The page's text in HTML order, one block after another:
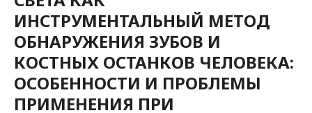
ИНСТРУМЕНТАЛЬНЫЙ МЕТОД
ОБНАРУЖЕНИЯ ЗУБОВ И
КОСТНЫХ ОСТАНКОВ ЧЕЛОВЕКА:
ОСОБЕННОСТИ И ПРОБЛЕМЫ
ПРИМЕНЕНИЯ ПРИ